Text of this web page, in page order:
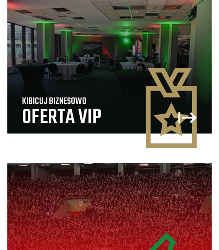
KIBICUJ BIZNESOWO
OFERTA VIP